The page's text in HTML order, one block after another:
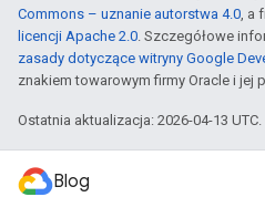
Commons – uznanie autorstwa 4.0, a
licencji Apache 2.0. Szczegółowe
zasady dotyczące witryny Google
znakiem towarowym firmy Oracle i
Ostatnia aktualizacja: 2026-04-13 UTC.
Blog